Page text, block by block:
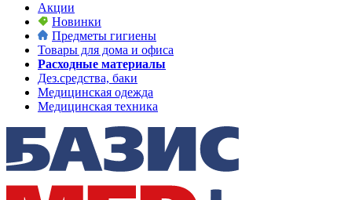
Акции
Новинки
Предметы гигиены
Товары для дома и офиса
Расходные материалы
Дез.средства, баки
Медицинская одежда
Медицинская техника